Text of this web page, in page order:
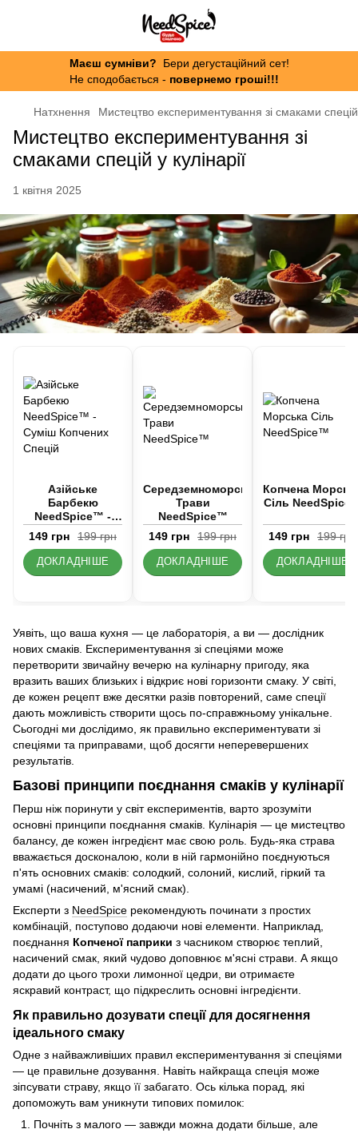
Маєш сумніви? Бери дегустаційний сет!
Не сподобається - повернемо гроші!!!
Натхнення Мистецтво експериментування зі смаками спецій
Мистецтво експериментування зі
смаками спецій у кулінарії
1 квітня 2025
Азійське
Барбекю
NeedSpice™ -
Суміш Копчених
Спецій
149 грн 199 грн
ДОКЛАДНІШЕ
Середземноморські
Трави
NeedSpice™
149 грн
199 грн
ДОКЛАДНІШЕ
Копчена
Сіль
149 грн 199 грн
ДОКЛАДНІШЕ
Уявіть, що ваша кухня — це лабораторія, а ви — дослідник
нових смаків. Експериментування зі спеціями може
перетворити звичайну вечерю на кулінарну пригоду, яка
вразить ваших близьких і відкриє нові горизонти смаку. У світі,
де кожен рецепт вже десятки разів повторений, саме спеції
дають можливість створити щось по-справжньому унікальне.
Сьогодні ми дослідимо, як правильно експериментувати зі
спеціями та приправами, щоб досягти неперевершених
результатів.
Базові принципи поєднання смаків у кулінарії
Перш ніж поринути у світ експериментів, варто зрозуміти
основні принципи поєднання смаків. Кулінарія — це мистецтво
балансу, де кожен інгредієнт має свою роль. Будь-яка страва
вважається досконалою, коли в ній гармонійно поєднуються
п'ять основних смаків: солодкий, солоний, кислий, гіркий та
умамі (насичений, м'ясний смак).
Експерти з NeedSpice рекомендують починати з простих
комбінацій, поступово додаючи нові елементи. Наприклад,
поєднання Копченої паприки з часником створює теплий,
насичений смак, який чудово доповнює м'ясні страви. А якщо
додати до цього трохи лимонної цедри, ви отримаєте
яскравий контраст, що підкреслить основні інгредієнти.
Як правильно дозувати спеції для досягнення
ідеального смаку
Одне з найважливіших правил експериментування зі спеціями
— це правильне дозування. Навіть найкраща спеція може
зіпсувати страву, якщо її забагато. Ось кілька порад, які
допоможуть вам уникнути типових помилок:
Почніть з малого — завжди можна додати більше, але